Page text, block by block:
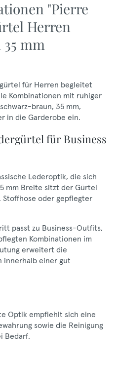
"Pierre
Herren
mm
für Herren begleitet
Kombinationen mit ruhiger
braun, 35 mm,
in die Garderobe ein.
für Business
Lederoptik, die sich
mm Breite sitzt der Gürtel
Stoffhose oder gepflegter
passt zu Business-Outfits,
Kombinationen im
erweitert die
innerhalb einer gut
Optik empfiehlt sich eine
sowie die Reinigung
Bedarf.